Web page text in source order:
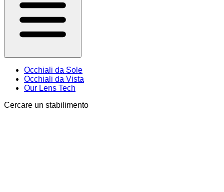
Occhiali da Sole
Occhiali da Vista
Our Lens Tech
Cercare un stabilimento